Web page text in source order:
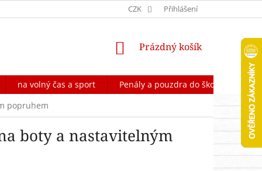
FORMULÁŘ NA ODSTOUPENÍ OD
CZK Přihlášení
NÁKUPNÍ
Prázdný košík
na volný čas a sport Penály a pouzdra do školy
popruhem
boty a nastavitelným